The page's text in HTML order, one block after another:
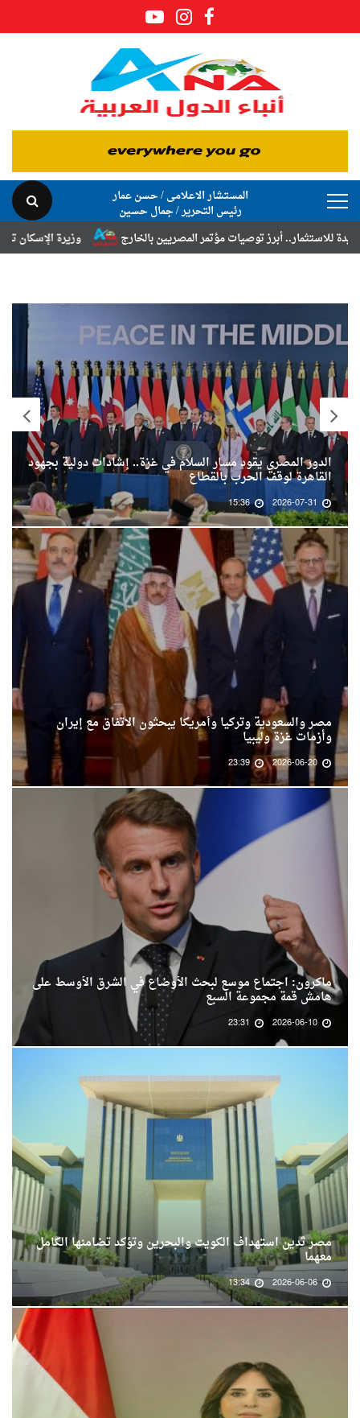
المستشار الاعلامى / حسن عمار
رئيس التحرير / جمال حسين
وزيرة الإسكان تعلن نتائج قرعة
مؤتمر المصريين بالخارج
الدور المصري يقود مسار السلام في غزة.. إشادات دولية بجهود
القاهرة لوقف الحرب بالقطاع
2026-07-31
15:36
مصر والسعودية وتركيا وأمريكا يبحثون الاتفاق مع إيران
وأزمات غزة وليبيا
2026-06-20
23:39
ماكرون: اجتماع موسع لبحث الأوضاع في الشرق الأوسط على
هامش قمة مجموعة السبع
2026-06-10
23:31
مصر تُدين استهداف الكويت والبحرين وتؤكد تضامنها الكامل
معهما
2026-06-06
13:34